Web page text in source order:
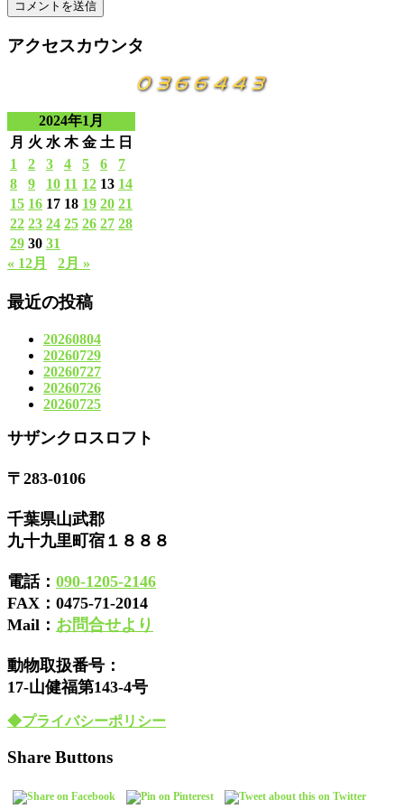
アクセスカウンタ
2024年1月
月 火 水 木 金 土 日
1
2 3 4 5 6
7
8
9 10 11 12 13 14
15 16 17 18 19 20 21
22 23 24 25 26 27 28
29 30 31
« 12月
2月 »
最近の投稿
20260804
20260729
20260727
20260726
20260725
サザンクロスロフト
〒283-0106
千葉県山武郡
九十九里町宿１８８８
電話： 090-1205-2146
FAX： 0475-71-2014
Mail： お問合せより
動物取扱番号：
17-山健福第143-4号
◆プライバシーポリシー
Share Buttons